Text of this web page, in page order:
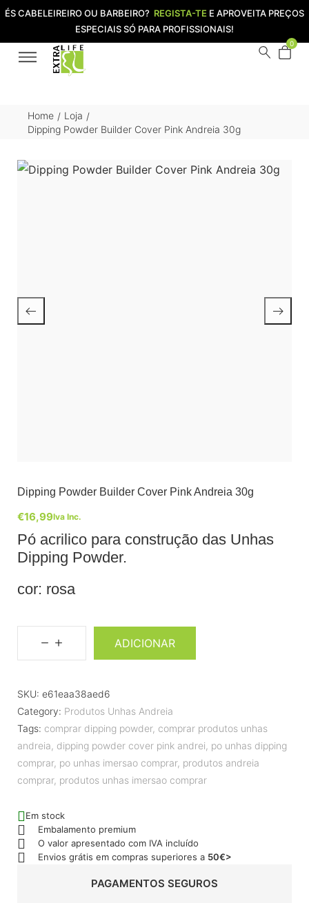
ÉS CABELEIREIRO OU BARBEIRO? REGISTA-TE E APROVEITA PREÇOS
ESPECIAIS SÓ PARA PROFISSIONAIS!
0
Home / Loja /
Dipping Powder Builder Cover Pink Andreia 30g
Dipping Powder Builder Cover Pink Andreia 30g
€16,99Iva Inc.
Pó acrilico para construção das Unhas
Dipping Powder.
cor: rosa
ADICIONAR
SKU: e61eaa38aed6
Category: Produtos Unhas Andreia
Tags: comprar dipping powder, comprar produtos unhas
andreia, dipping powder cover pink andrei, po unhas dipping
comprar, po unhas imersao comprar, produtos andreia
comprar, produtos unhas imersao comprar
Em stock
Embalamento premium
O valor apresentado com IVA incluído
Envios grátis em compras superiores a 50€>
PAGAMENTOS SEGUROS